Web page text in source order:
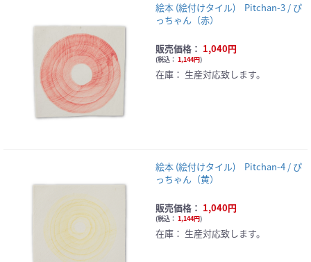
絵本 (絵付けタイル) Pitchan-3 / ぴ
っちゃん（赤）
販売価格： 1,040円
(税込： 1,144円)
在庫： 生産対応致します。
絵本 (絵付けタイル) Pitchan-4 / ぴ
っちゃん（黄）
販売価格： 1,040円
(税込： 1,144円)
在庫： 生産対応致します。